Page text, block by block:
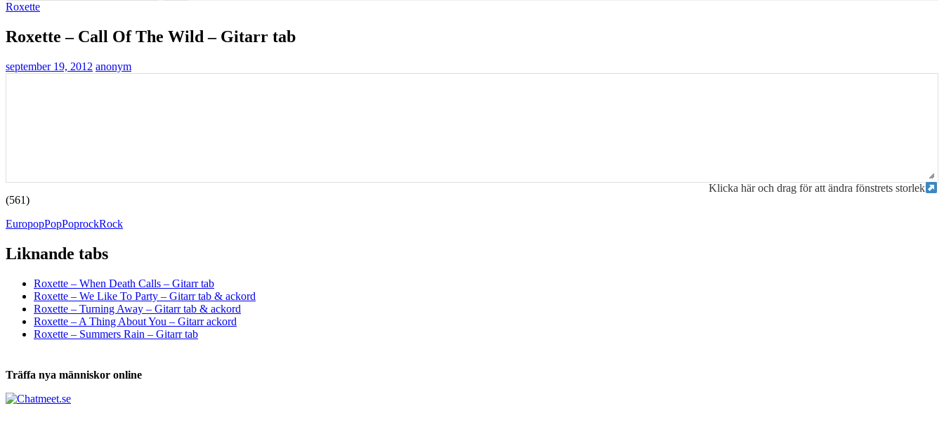
Roxette
Roxette – Call Of The Wild – Gitarr tab
september 19, 2012 anonym
Klicka här och drag för att ändra fönstrets storlek
(561)
EuropopPopPoprockRock
Liknande tabs
Roxette – When Death Calls – Gitarr tab
Roxette – We Like To Party – Gitarr tab & ackord
Roxette – Turning Away – Gitarr tab & ackord
Roxette – A Thing About You – Gitarr ackord
Roxette – Summers Rain – Gitarr tab
Träffa nya människor online